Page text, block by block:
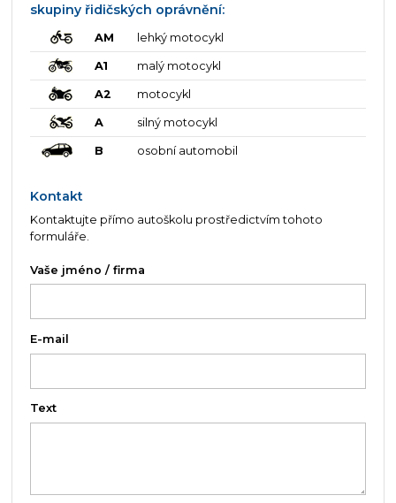
skupiny řidičských oprávnění:
AM lehký motocykl
A1 malý motocykl
A2 motocykl
A silný motocykl
B osobní automobil
Kontakt
Kontaktujte přímo autoškolu prostředictvím tohoto
formuláře.
Vaše jméno / firma
E-mail
Text